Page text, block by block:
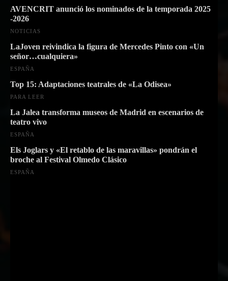
AVENCRIT anunció los nominados de la temporada 2025
-2026
NOTICIAS
LaJoven reivindica la figura de Mercedes Pinto con «Un
señor…cualquiera»
ESPAÑA
Top 15: Adaptaciones teatrales de «La Odisea»
PARA LEER
La Jalea transforma museos de Madrid en escenarios de
teatro vivo
ESPAÑA
Els Joglars y «El retablo de las maravillas» pondrán el
broche al Festival Olmedo Clásico
ESPAÑA